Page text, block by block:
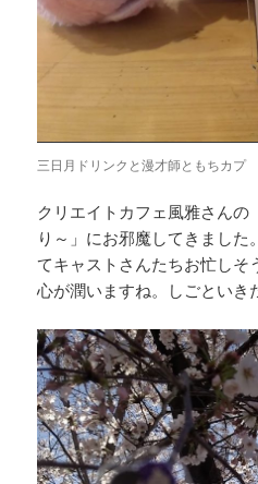
三日月ドリンクと漫才師ともちカプ
クリエイトカフェ風雅さんの
り～」にお邪魔してきました
てキャストさんたちお忙しそ
心が潤いますね。しごといき